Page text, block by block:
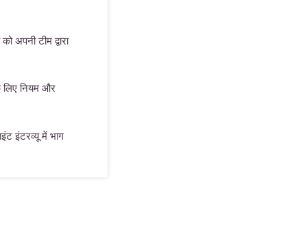
अपनी टीम द्वारा
लिए नियम और
इंटरव्यू में भाग